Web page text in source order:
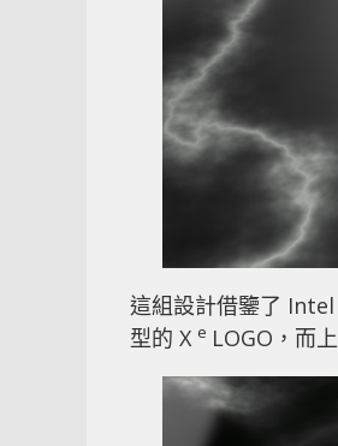
這組設計借鑒了
型的 X e LOGO，而